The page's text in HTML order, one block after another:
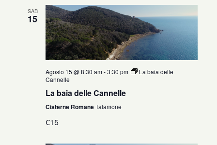
SAB
15
Agosto 15 @ 8:30 am-3:30 pm
La baia delle
Cannelle
La baia delle Cannelle
Cisterne RomaneTalamone
€15